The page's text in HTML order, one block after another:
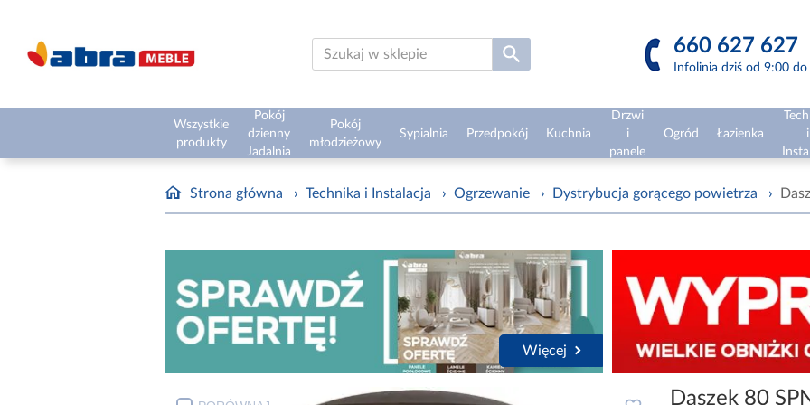
660 627 627
Infolinia dziś od 9:00
Wszystkie
produkty
Pokój
dzienny
Jadalnia
Pokój
młodzieżowy
Sypialnia Przedpokój Kuchnia
Drzwi
i
panele
Ogród Łazienka
i
Strona główna › Technika i Instalacja › Ogrzewanie › Dystrybucja gorącego powietrza ›
Więcej
Daszek 80